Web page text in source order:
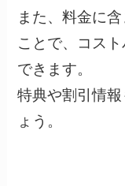
また、料金に
ことで、コス
できます。
特典や割引情
ょう。